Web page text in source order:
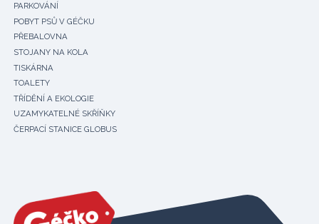
PARKOVÁNÍ
POBYT PSŮ V GÉČKU
PŘEBALOVNA
STOJANY NA KOLA
TISKÁRNA
TOALETY
TŘÍDĚNÍ A EKOLOGIE
UZAMYKATELNÉ SKŘÍŇKY
ČERPACÍ STANICE GLOBUS